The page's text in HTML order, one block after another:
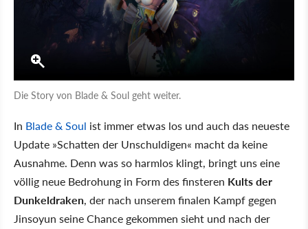
Die Story von Blade & Soul geht weiter.
In Blade & Soul ist immer etwas los und auch das neueste
Update »Schatten der Unschuldigen« macht da keine
Ausnahme. Denn was so harmlos klingt, bringt uns eine
völlig neue Bedrohung in Form des finsteren Kults der
Dunkeldraken, der nach unserem finalen Kampf gegen
Jinsoyun seine Chance gekommen sieht und nach der